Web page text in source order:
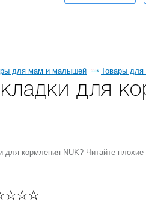
для мам и малышей Товары
для
для кормления NUK? Читайте